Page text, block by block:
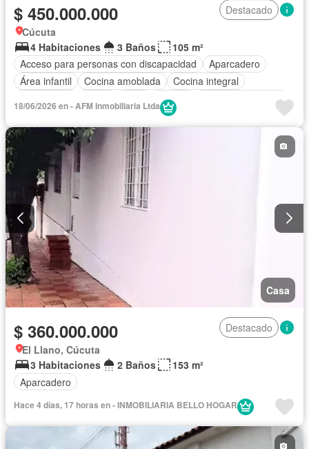
$ 450.000.000
Destacado
Cúcuta
4 Habitaciones
3 Baños
105 m²
Acceso para personas con discapacidad
Aparcadero
Área infantil
Cocina amoblada
Cocina integral
Piscina
Seguridad privada
Vista panorámica
18/06/2026 en - AFM Inmobiliaria Ltda
Casa
$ 360.000.000
Destacado
El Llano, Cúcuta
3 Habitaciones
2 Baños
153 m²
Aparcadero
Hace 4 días, 17 horas en - INMOBILIARIA BELLO HOGAR